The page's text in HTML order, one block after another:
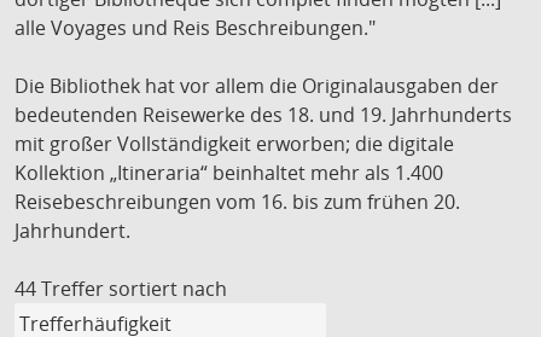
alle Voyages und Reis Beschreibungen."
Die Bibliothek hat vor allem die Originalausgaben der
bedeutenden Reisewerke des 18. und 19. Jahrhunderts
mit großer Vollständigkeit erworben; die digitale
Kollektion „Itineraria“ beinhaltet mehr als 1.400
Reisebeschreibungen vom 16. bis zum frühen 20.
Jahrhundert.
44 Treffer sortiert nach